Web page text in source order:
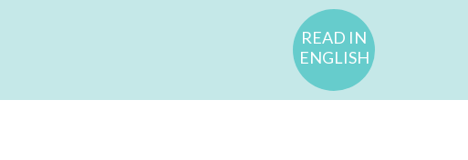
READ IN
ENGLISH